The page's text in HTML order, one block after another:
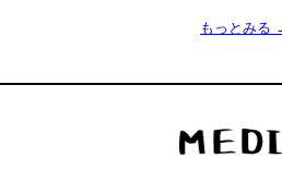
もっとみる